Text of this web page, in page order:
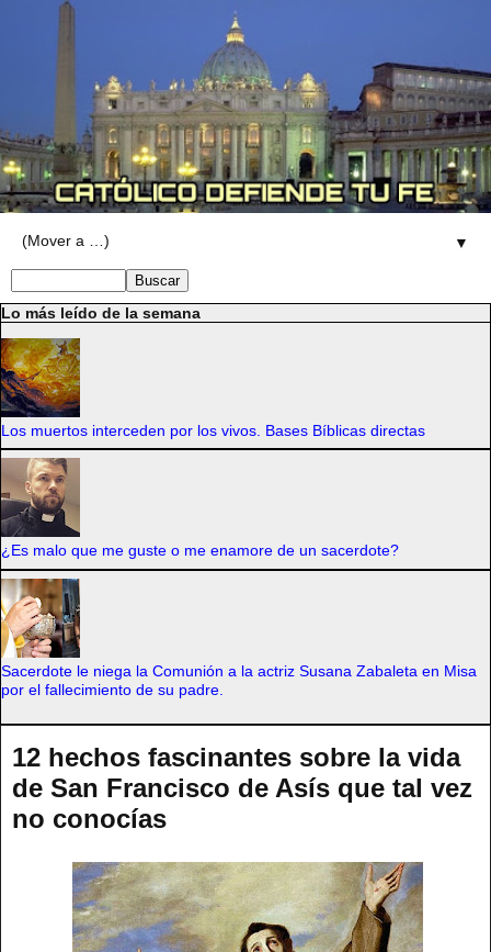
▼
Lo más leído de la semana
Los muertos interceden por los vivos. Bases Bíblicas directas
¿Es malo que me guste o me enamore de un sacerdote?
Sacerdote le niega la Comunión a la actriz Susana Zabaleta en Misa
por el fallecimiento de su padre.
12 hechos fascinantes sobre la vida
de San Francisco de Asís que tal vez
no conocías